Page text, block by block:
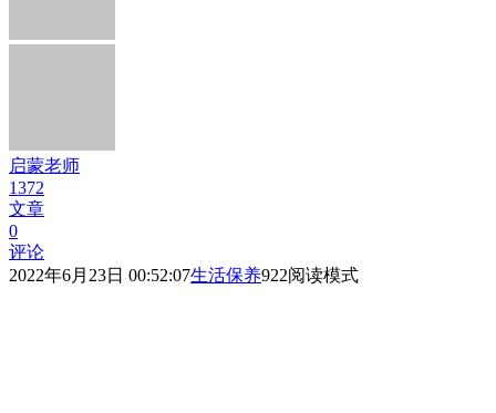
启蒙老师
1372
文章
0
评论
2022年6月23日 00:52:07生活保养922阅读模式